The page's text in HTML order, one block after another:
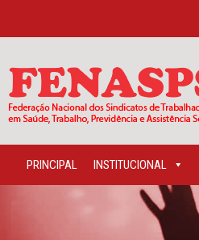
PRINCIPAL INSTITUCIONAL